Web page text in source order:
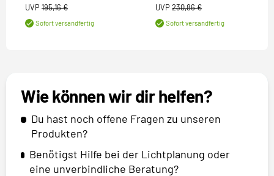
UVP 195,16 €
Sofort versandfertig
UVP 230,86 €
Sofort versandfertig
Wie können wir dir helfen?
Du hast noch offene Fragen zu unseren
Produkten?
Benötigst Hilfe bei der Lichtplanung oder
eine unverbindliche Beratung?